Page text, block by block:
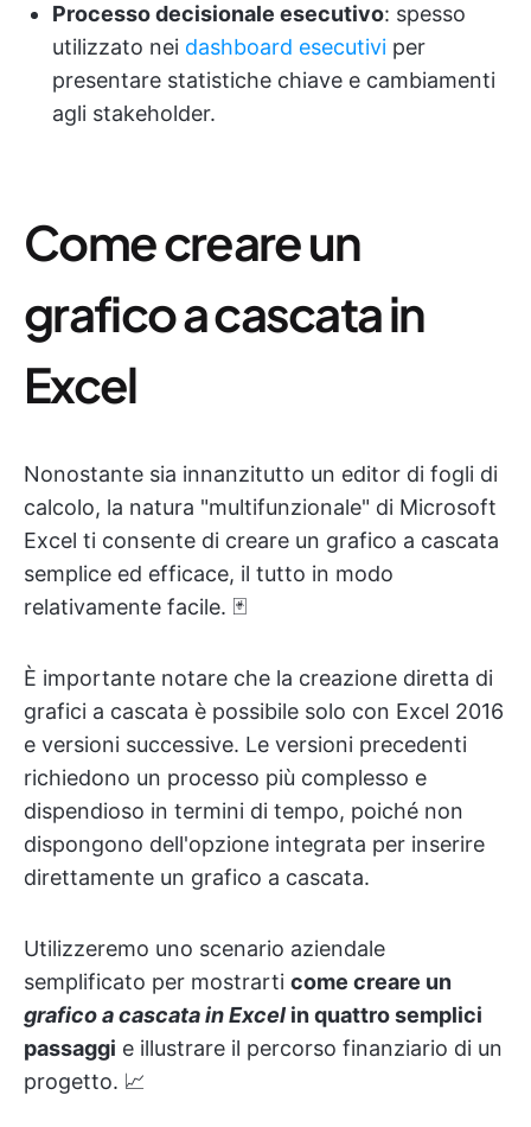
Processo decisionale esecutivo: spesso
utilizzato nei dashboard esecutivi per
presentare statistiche chiave e cambiamenti
agli stakeholder.
Come creare un
grafico a cascata in
Excel
Nonostante sia innanzitutto un editor di fogli di
calcolo, la natura "multifunzionale" di Microsoft
Excel ti consente di creare un grafico a cascata
semplice ed efficace, il tutto in modo
relativamente facile. 🃏
È importante notare che la creazione diretta di
grafici a cascata è possibile solo con Excel 2016
e versioni successive. Le versioni precedenti
richiedono un processo più complesso e
dispendioso in termini di tempo, poiché non
dispongono dell'opzione integrata per inserire
direttamente un grafico a cascata.
Utilizzeremo uno scenario aziendale
semplificato per mostrarti come creare un
grafico a cascata in Excel in quattro semplici
passaggi e illustrare il percorso finanziario di un
progetto. 📈